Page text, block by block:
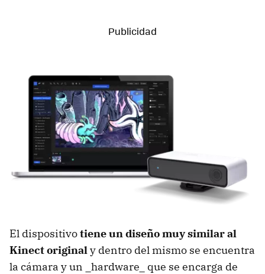
El dispositivotiene un diseño muy similar al
Kinect originaly dentro del mismo se encuentra
la cámara y un _hardware_ que se encarga de